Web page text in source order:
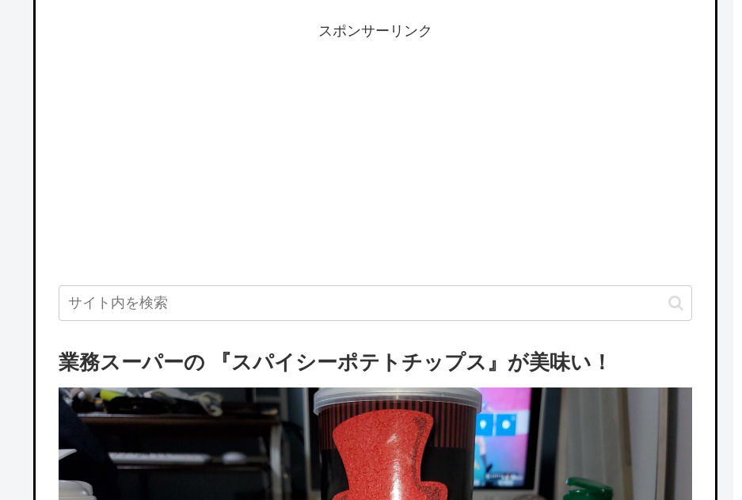
スポンサーリンク
業務スーパーの 『スパイシーポテトチップス』が美味い！